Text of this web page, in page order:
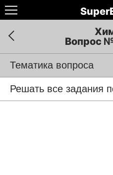
Вопрос
Тематика вопроса
Решать все задания